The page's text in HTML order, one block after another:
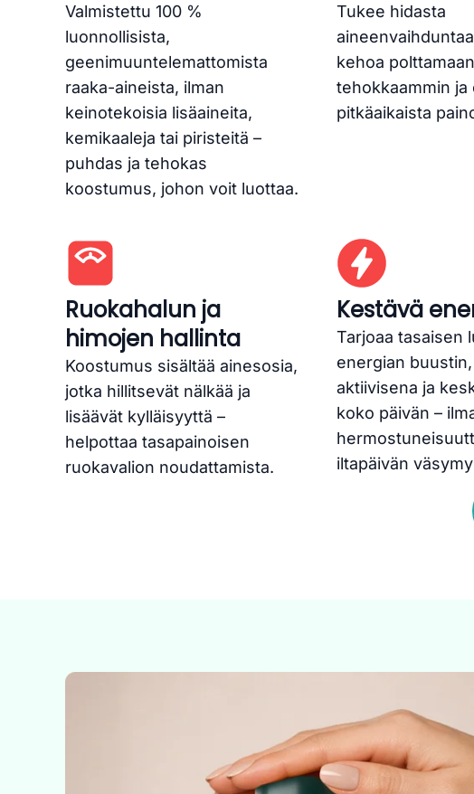
Valmistettu 100 %
luonnollisista,
geenimuuntelemattomista
raaka-aineista, ilman
keinotekoisia lisäaineita,
kemikaaleja tai piristeitä –
puhdas ja tehokas
koostumus, johon voit luottaa.
Tukee hidasta
kehoa
tehokkaammin ja
pitkäaikaista
Ruokahalun ja
himojen hallinta
Koostumus sisältää ainesosia,
jotka hillitsevät nälkää ja
lisäävät kylläisyyttä –
helpottaa tasapainoisen
ruokavalion noudattamista.
Kestävä
Tarjoaa tasaisen
energian
aktiivisena ja
koko päivän –
iltapäivän